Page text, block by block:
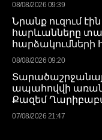
08/08/2026 09:39
Նրանք ուզում
հարևանները
հարձակումների
08/08/2026 09:20
ապահովվի
Քազեմ
07/08/2026 21:47